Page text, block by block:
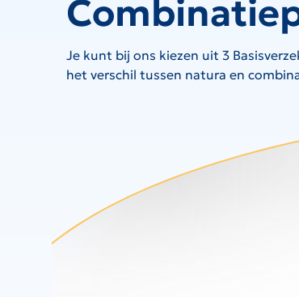
Je kunt bij ons kiezen uit 3
het verschil tussen natura en